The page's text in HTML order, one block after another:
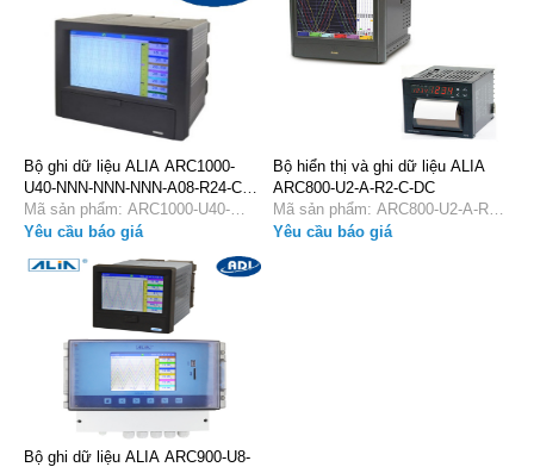
Bộ ghi dữ liệu ALIA ARC1000-
U40-NNN-NNN-NNN-A08-R24-C5-
N
Mã sản phẩm: ARC1000-U40-
NNN-NNN-NNN-A08-R24-C5-N
Yêu cầu báo giá
Bộ hiển thị và ghi dữ liệu ALIA
ARC800-U2-A-R2-C-DC
Mã sản phẩm: ARC800-U2-A-R2-
C-DC
Yêu cầu báo giá
Bộ ghi dữ liệu ALIA ARC900-U8-